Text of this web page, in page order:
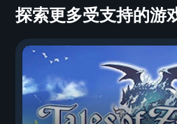
探索更多受支持的游